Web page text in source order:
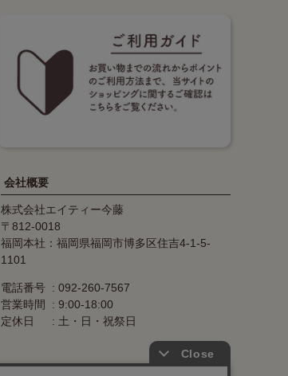
会社概要
株式会社エイティー今藤
812-0018
福岡本社：福岡県福岡市博多区住吉4-1-5-
1101
電話番号
092-260-7567
営業時間
9:00-18:00
定休日
土・日・祝祭日